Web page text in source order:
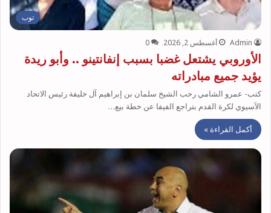
توب
Admin أغسطس 2, 2026 0
الأوروبي يشتعل غضبا بسبب إنفانتينو .. وأبو ريدة
يؤيد جميع مبادراته
كتب- عمرو الشامي رحب الشيخ سلمان بن إبراهيم آل خليفة رئيس الاتحاد
الآسيوي لكرة القدم بتراجع الفيفا عن خطة بيع…
أكمل القراءة »